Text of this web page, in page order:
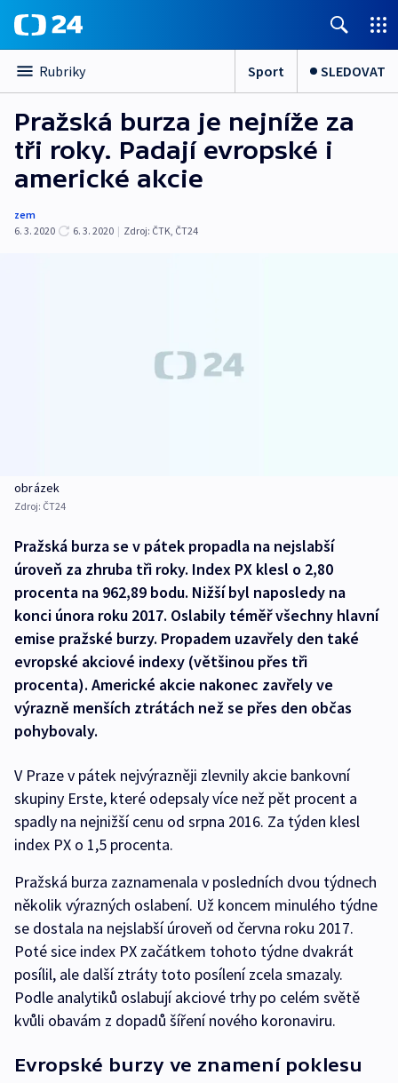
Rubriky Sport SLEDOVAT
Pražská burza je nejníže za
tři roky. Padají evropské i
americké akcie
zem
6. 3. 2020
6. 3. 2020 | Zdroj: ČTK, ČT24
obrázek
Zdroj: ČT24
Pražská burza se v pátek propadla na nejslabší
úroveň za zhruba tři roky. Index PX klesl o 2,80
procenta na 962,89 bodu. Nižší byl naposledy na
konci února roku 2017. Oslabily téměř všechny hlavní
emise pražské burzy. Propadem uzavřely den také
evropské akciové indexy (většinou přes tři
procenta). Americké akcie nakonec zavřely ve
výrazně menších ztrátách než se přes den občas
pohybovaly.
V Praze v pátek nejvýrazněji zlevnily akcie bankovní
skupiny Erste, které odepsaly více než pět procent a
spadly na nejnižší cenu od srpna 2016. Za týden klesl
index PX o 1,5 procenta.
Pražská burza zaznamenala v posledních dvou týdnech
několik výrazných oslabení. Už koncem minulého týdne
se dostala na nejslabší úroveň od června roku 2017.
Poté sice index PX začátkem tohoto týdne dvakrát
posílil, ale další ztráty toto posílení zcela smazaly.
Podle analytiků oslabují akciové trhy po celém světě
kvůli obavám z dopadů šíření nového koronaviru.
Evropské burzy ve znamení poklesu